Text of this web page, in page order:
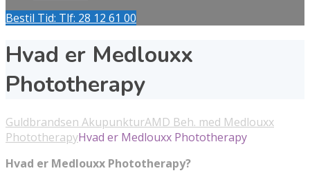
Bestil Tid: Tlf: 28 12 61 00
Hvad er Medlouxx
Phototherapy
Guldbrandsen AkupunkturAMD Beh. med Medlouxx
PhototherapyHvad er Medlouxx Phototherapy
Hvad er Medlouxx Phototherapy?